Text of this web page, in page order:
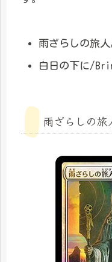
雨ざらしの旅
白日の下に/
雨ざらしの旅